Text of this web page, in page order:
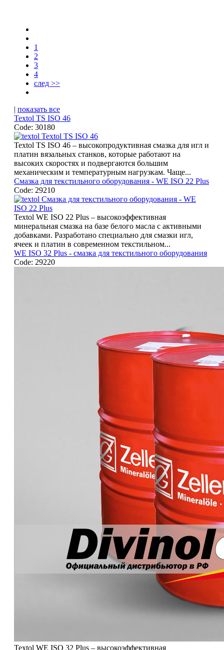
1
2
3
4
след >>
| показать все
Textol TS ISO 46
Code: 30180
Textol TS ISO 46 – высокопродуктивная смазка для игл и
платин вязальных станков, которые работают на
высоких скоростях и подвергаются большим
механическим и температурным нагрузкам. Чаще...
Смазка для текстильного оборудования - WE ISO 22 Plus
Code: 29210
Textol WE ISO 22 Plus – высокоэффективная
минеральная смазка на базе белого масла с активными
добавками. Разработано специально для смазки игл,
ячеек и платин в современном текстильном...
WE ISO 32 Plus - смазка для текстильного оборудования
Code: 29220
Textol WE ISO 32 Plus – высокоэффективная